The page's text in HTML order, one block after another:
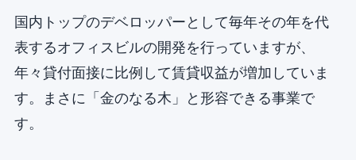
国内トップのデベロッパーとして毎年その年を代
表するオフィスビルの開発を行っていますが、
年々貸付面接に比例して賃貸収益が増加していま
す。まさに「金のなる木」と形容できる事業で
す。